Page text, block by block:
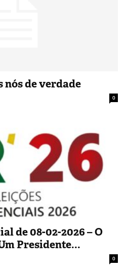
nós de verdade
0
de 08-02-2026 – O
Presidente...
0